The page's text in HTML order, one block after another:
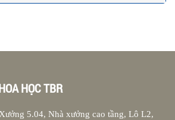
HỌC TBR
5.04, Nhà xưởng cao tầng, Lô L2,